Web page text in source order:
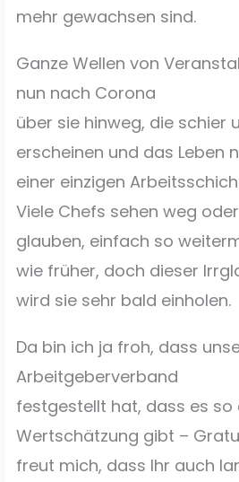
mehr gewachsen sind.
Ganze Wellen von
nun nach Corona
über sie hinweg, die schier
erscheinen und das Leben
einer einzigen
Viele Chefs sehen weg oder
glauben, einfach so
wie früher, doch dieser
wird sie sehr bald einholen.
Da bin ich ja froh, dass
Arbeitgeberverband
festgestellt hat, dass es so
Wertschätzung gibt –
freut mich, dass Ihr auch